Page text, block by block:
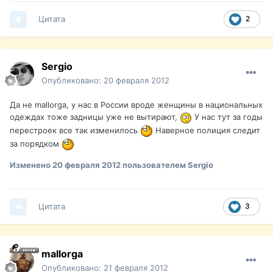
2
Цитата
Sergio
Опубликовано: 20 февраля 2012
Да не mallorga, у нас в России вроде женщины в национальных
одеждах тоже задницы уже не вытирают,
У нас тут за годы
перестроек все так изменилось
Наверное полиция следит
за порядком
Изменено 20 февраля 2012пользователем Sergio
3
Цитата
mallorga
Опубликовано: 21 февраля 2012